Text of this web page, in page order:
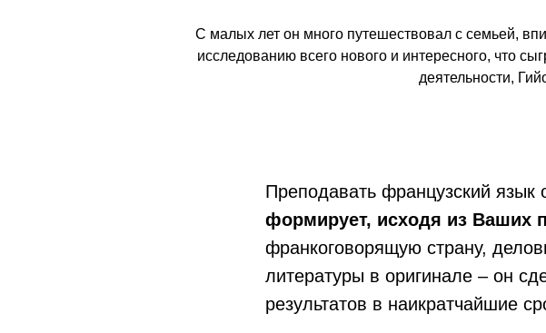
С малых лет он много путешествовал с семьей,
исследованию всего нового и интересного, что
деятельности,
Преподавать французский язык
формирует, исходя из Ваших
франкоговорящую страну,
литературы в оригинале – он
результатов в наикратчайшие